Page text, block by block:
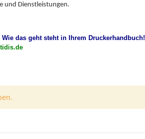
und Dienstleistungen.
das geht steht in Ihrem Druckerhandbuch!